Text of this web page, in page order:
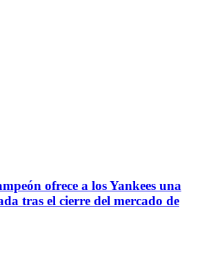
ofrece a los Yankees una
tras el cierre del mercado de